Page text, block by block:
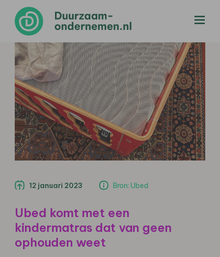
12 januari 2023 Bron: Ubed
Ubed komt met een
kindermatras dat van geen
ophouden weet